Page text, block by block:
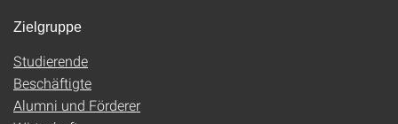
Zielgruppe
Studierende
Beschäftigte
Alumni und Förderer